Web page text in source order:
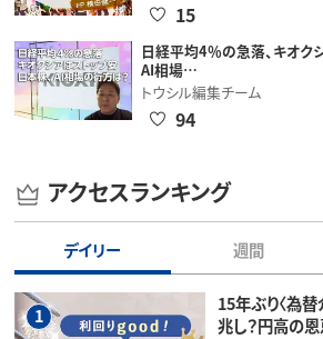
15
日経平均4％の急落、キオク
AI相場…
トウシル編集チーム
94
アクセスランキング
デイリー 週間
1
15年ぶり〈為
兆し？円高の